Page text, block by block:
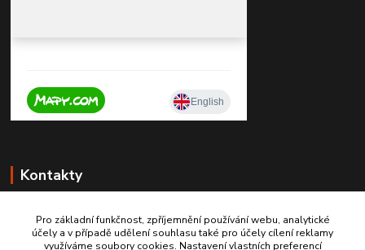
Kontakty
+420 603467970
Pro základní funkčnost, zpříjemnění používání webu, analytické
účely a v případě udělení souhlasu také pro účely cílení reklamy
využíváme soubory cookies. Nastavení vlastních preferencí